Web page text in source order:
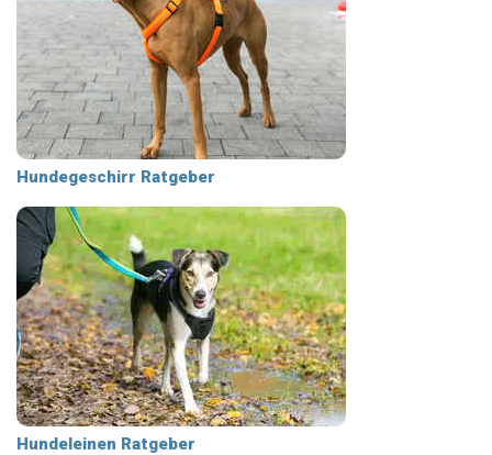
Hundegeschirr Ratgeber
Hundeleinen Ratgeber